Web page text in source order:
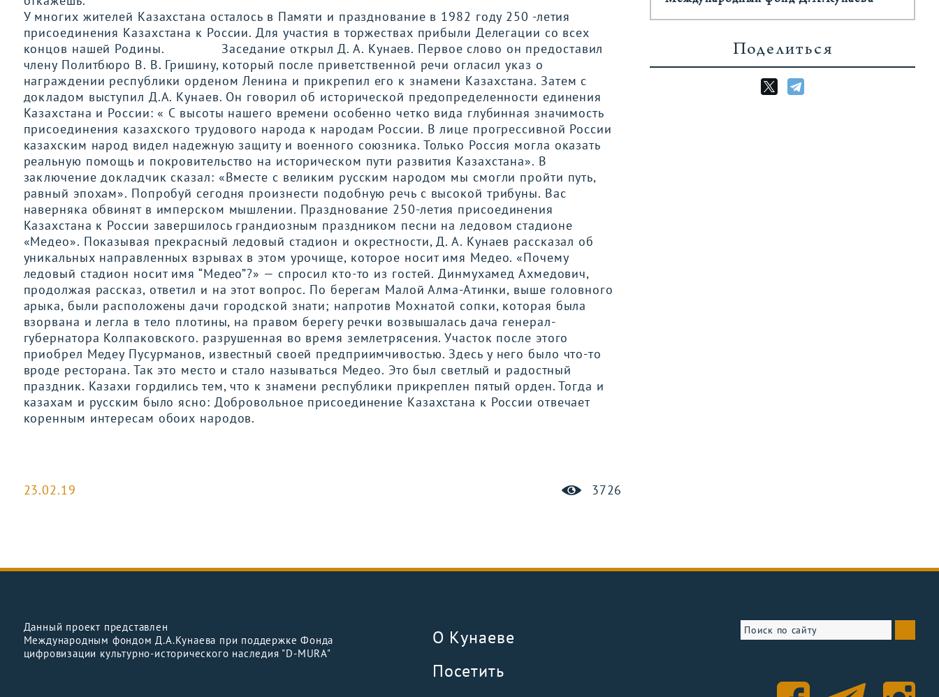
У многих жителей Казахстана осталось в Памяти и празднование в 1982 году 250 -летия
присоединения Казахстана к России. Для участия в торжествах прибыли Делегации со всех
концов нашей Родины. Заседание открыл Д. А. Кунаев. Первое слово он предоставил
члену Политбюро В. В. Гришину, который после приветственной речи огласил указ о
награждении республики орденом Ленина и прикрепил его к знамени Казахстана. Затем с
докладом выступил Д.А. Кунаев. Он говорил об исторической предопределенности единения
Казахстана и России: « С высоты нашего времени особенно четко вида глубинная значимость
присоединения казахского трудового народа к народам России. В лице прогрессивной России
казахским народ видел надежную защиту и военного союзника. Только Россия могла оказать
реальную помощь и покровительство на историческом пути развития Казахстана». В
заключение докладчик сказал: «Вместе с великим русским народом мы смогли пройти путь,
равный эпохам». Попробуй сегодня произнести подобную речь с высокой трибуны. Вас
наверняка обвинят в имперском мышлении. Празднование 250-летия присоединения
Казахстана к России завершилось грандиозным праздником песни на ледовом стадионе
«Медео». Показывая прекрасный ледовый стадион и окрестности, Д. А. Кунаев рассказал об
уникальных направленных взрывах в этом урочище, которое носит имя Медео. «Почему
ледовый стадион носит имя “Медео”?» — спросил кто-то из гостей. Динмухамед Ахмедович,
продолжая рассказ, ответил и на этот вопрос. По берегам Малой Алма-Атинки, выше головного
арыка, были расположены дачи городской знати; напротив Мохнатой сопки, которая была
взорвана и легла в тело плотины, на правом берегу речки возвышалась дача генерал-
губернатора Колпаковского. разрушенная во время землетрясения. Участок после этого
приобрел Медеу Пусурманов, известный своей предприимчивостью. Здесь у него было что-то
вроде ресторана. Так это место и стало называться Медео. Это был светлый и радостный
праздник. Казахи гордились тем, что к знамени республики прикреплен пятый орден. Тогда и
казахам и русским было ясно: Добровольное присоединение Казахстана к России отвечает
коренным интересам обоих народов.
23.02.19 3726
Поделиться
Данный проект представлен
Международным фондом Д.А.Кунаева при поддержке Фонда
цифровизации культурно-исторического наследия "D-MURA"
О Кунаеве
Посетить